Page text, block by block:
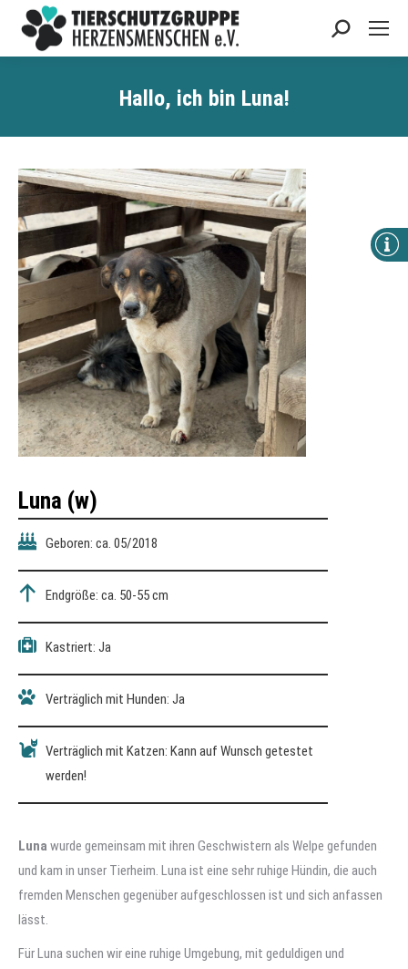
Search:
Hallo, ich bin Luna!
Luna (w)
Geboren: ca. 05/2018
Endgröße: ca. 50-55 cm
Kastriert: Ja
Verträglich mit Hunden: Ja
Verträglich mit Katzen: Kann auf Wunsch getestet
werden!
Luna wurde gemeinsam mit ihren Geschwistern als Welpe gefunden
und kam in unser Tierheim. Luna ist eine sehr ruhige Hündin, die auch
fremden Menschen gegenüber aufgeschlossen ist und sich anfassen
lässt.
Für Luna suchen wir eine ruhige Umgebung, mit geduldigen und